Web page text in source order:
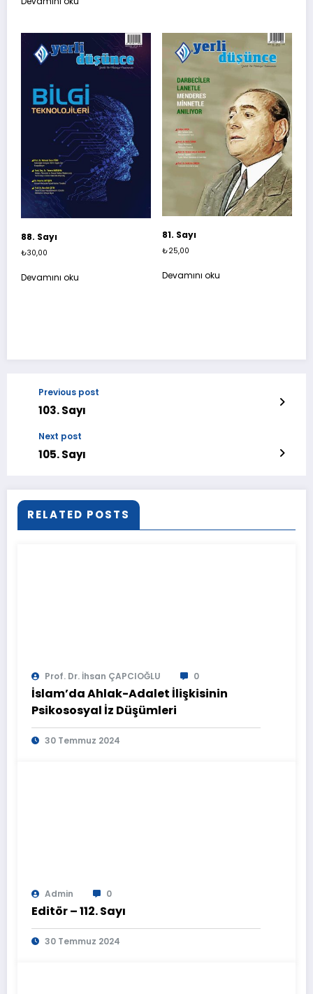
88. Sayı
₺30,00
Devamını oku
81. Sayı
₺25,00
Devamını oku
Previous post
103. Sayı
Next post
105. Sayı
RELATED POSTS
Prof. Dr. İhsan ÇAPCIOĞLU 0
İslam’da Ahlak-Adalet İlişkisinin
Psikososyal İz Düşümleri
30 Temmuz 2024
Admin 0
Editör – 112. Sayı
30 Temmuz 2024